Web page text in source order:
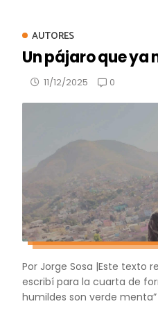
AUTORES
Un pájaro que ya
11/12/2025 0
Por Jorge Sosa |Este texto
escribí para la cuarta de
humildes son verde menta”